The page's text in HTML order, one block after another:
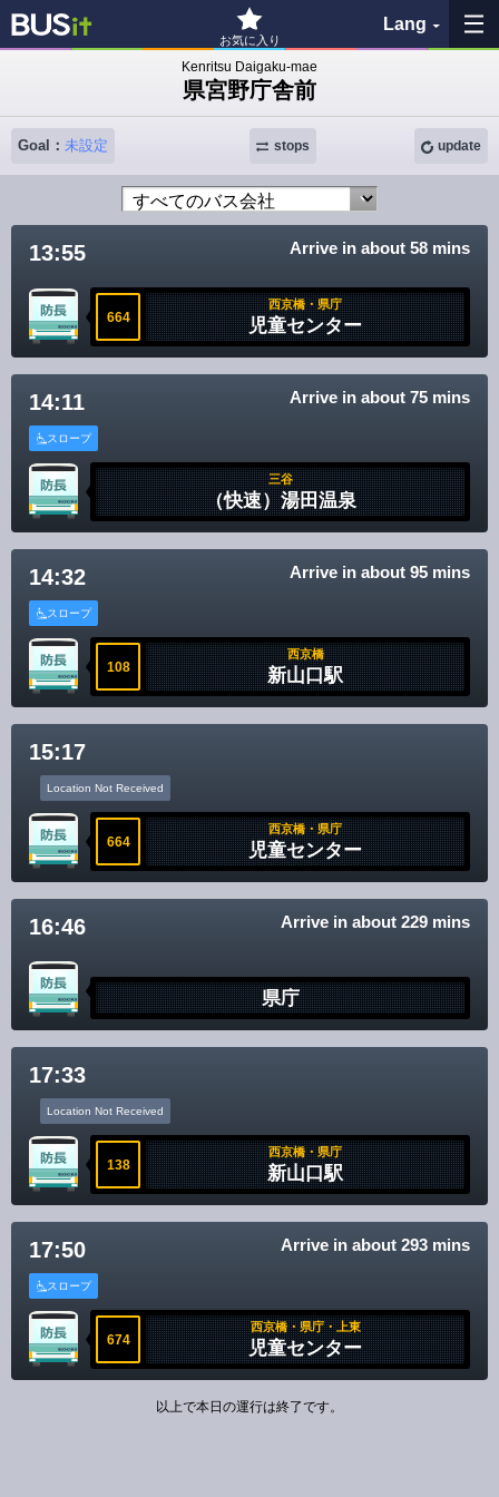
お気に入り
Lang
My Favorites
History
See the map
各バス会社リンク先
問題を報告
Disclaimer
Kenritsu Daigaku-mae
県宮野庁舎前
Goal： 未設定 update
stops
13:55 Arrive in about 58 mins
664
西京橋・県庁
児童センター
14:11 Arrive in about 75 mins
スロープ
三谷
（快速）湯田温泉
14:32 Arrive in about 95 mins
スロープ
108
西京橋
新山口駅
15:17
Location Not Received
664
西京橋・県庁
児童センター
16:46 Arrive in about 229 mins
県庁
17:33
Location Not Received
138
西京橋・県庁
新山口駅
17:50 Arrive in about 293 mins
スロープ
674
西京橋・県庁・上東
児童センター
以上で本日の運行は終了です。